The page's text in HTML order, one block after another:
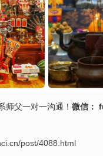
师父一对一沟通！ 微信：
post/4088.html